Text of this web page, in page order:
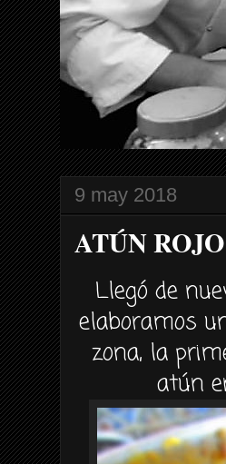
9 may 2018
ATÚN
Llegó de
elaboramos
zona, la
atún